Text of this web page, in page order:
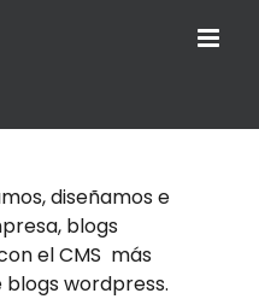
diseñamos e
blogs
el CMS más
wordpress.